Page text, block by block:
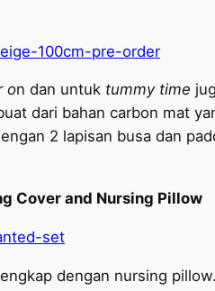
100cm-pre-order
on dan untuk tummy time
dari bahan carbon mat
2 lapisan busa dan
Cover and Nursing Pillow
set
dengan nursing